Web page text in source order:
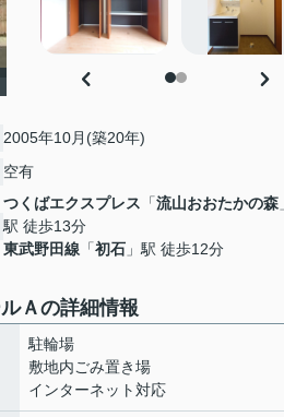
2005年10月(築20年)
空有
つくばエクスプレス 「流山おおたかの森
駅 徒歩13分
東武野田線 「初石 」駅 徒歩12分
Ａの詳細情報
駐輪場
敷地内ごみ置き場
インターネット対応